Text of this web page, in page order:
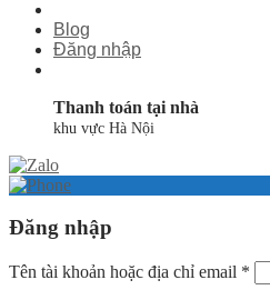
Blog
Đăng nhập
Thanh toán tại nhà
khu vực Hà Nội
Đăng nhập
Tên tài khoản hoặc địa chỉ email *